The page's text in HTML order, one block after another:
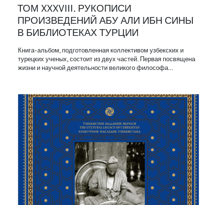
ТОМ XXXVIII. РУКОПИСИ
ПРОИЗВЕДЕНИЙ АБУ АЛИ ИБН СИНЫ
В БИБЛИОТЕКАХ ТУРЦИИ
Книга-альбом, подготовленная коллективом узбекских и
турецких ученых, состоит из двух частей. Первая посвящена
жизни и научной деятельности великого философа…